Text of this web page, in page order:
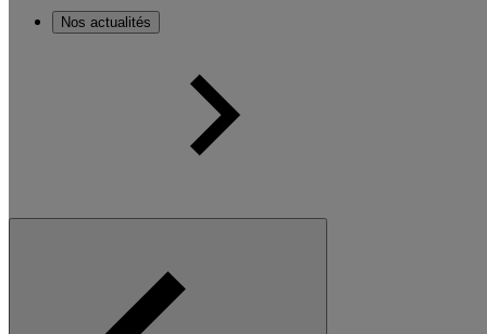
Nos actualités